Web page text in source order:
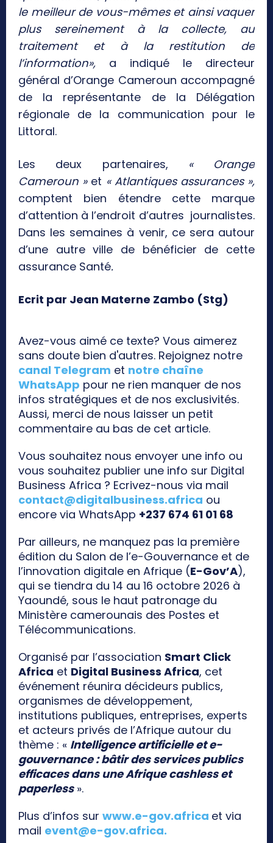
le meilleur de vous-mêmes et ainsi vaquer
plus sereinement à la collecte, au
traitement et à la restitution de
l’information», a indiqué le directeur
général d’Orange Cameroun accompagné
de la représentante de la Délégation
régionale de la communication pour le
Littoral.
Les deux partenaires, « Orange
Cameroun »et « Atlantiques assurances »,
comptent bien étendre cette marque
d’attention à l’endroit d’autres journalistes.
Dans les semaines à venir, ce sera autour
d’une autre ville de bénéficier de cette
assurance Santé.
Ecrit par Jean Materne Zambo (Stg)
Avez-vous aimé ce texte? Vous aimerez
sans doute bien d'autres. Rejoignez notre
canal Telegram et notre chaîne
WhatsApp pour ne rien manquer de nos
infos stratégiques et de nos exclusivités.
Aussi, merci de nous laisser un petit
commentaire au bas de cet article.
Vous souhaitez nous envoyer une info ou
vous souhaitez publier une info sur Digital
Business Africa ? Ecrivez-nous via mail
contact@digitalbusiness.africa ou
encore via WhatsApp +237 674 61 01 68
Par ailleurs, ne manquez pas la première
édition du Salon de l’e-Gouvernance et de
l’innovation digitale en Afrique (E-Gov’A),
qui se tiendra du 14 au 16 octobre 2026 à
Yaoundé, sous le haut patronage du
Ministère camerounais des Postes et
Télécommunications.
Organisé par l’association Smart Click
Africa et Digital Business Africa, cet
événement réunira décideurs publics,
organismes de développement,
institutions publiques, entreprises, experts
et acteurs privés de l’Afrique autour du
thème : « Intelligence artificielle et e-
gouvernance : bâtir des services publics
efficaces dans une Afrique cashless et
paperless».
Plus d’infos sur www.e-gov.africa et via
mail event@e-gov.africa.